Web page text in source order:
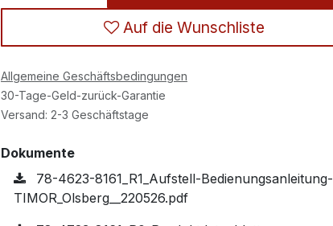
Auf die Wunschliste
Allgemeine Geschäftsbedingungen
30-Tage-Geld-zurück-Garantie
Versand: 2-3 Geschäftstage
Dokumente
78-4623-8161_R1_Aufstell-Bedienungsanleitung-
TIMOR_Olsberg__220526.pdf